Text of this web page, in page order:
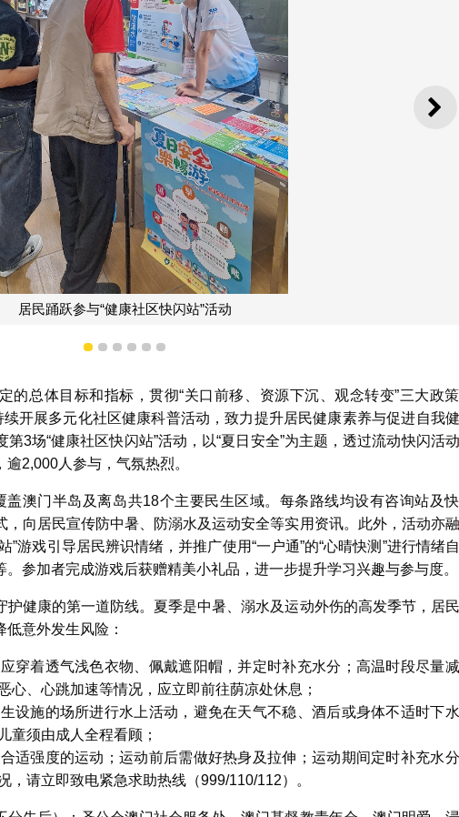
下
居民踊跃参与“健康社区快闪站”活动
1 2 3 4 5 6
的总体目标和指标，贯彻“关口前移、资源下沉、观念转变”三大政
续开展多元化社区健康科普活动，致力提升居民健康素养与促进自我
3场“健康社区快闪站”活动，以“夏日安全”为主题，透过流动快闪活
2,000人参与，气氛热烈。
澳门半岛及离岛共18个主要民生区域。每条路线均设有咨询站及
向居民宣传防中暑、防溺水及运动安全等实用资讯。此外，活动亦
”游戏引导居民辨识情绪，并推广使用“一户通”的“心晴快测”进行情绪
参加者完成游戏后获赠精美小礼品，进一步提升学习兴趣与参与度。
护健康的第一道防线。夏季是中暑、溺水及运动外伤的高发季节，居
意外发生风险：
穿着透气浅色衣物、佩戴遮阳帽，并定时补充水分；高温时段尽量
心、心跳加速等情况，应立即前往荫凉处休息；
设施的场所进行水上活动，避免在天气不稳、酒后或身体不适时下水
童须由成人全程看顾；
适强度的运动；运动前后需做好热身及拉伸；运动期间定时补充水分
，请立即致电紧急求助热线（999/110/112）。